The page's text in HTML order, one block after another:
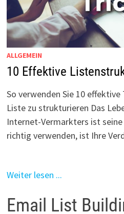
ALLGEMEIN
10 Effektive
So verwenden Sie 10 effektive
Liste zu strukturieren Das
Internet-Vermarkters ist
richtig verwenden, ist Ihre
Weiter lesen ...
Email List